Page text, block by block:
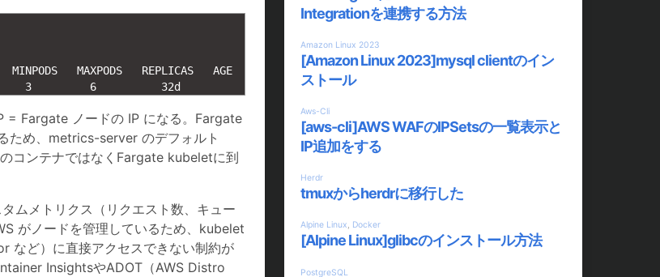
MINPODS MAXPODS REPLICAS AGE
3 6 32d
= Fargate ノードの IP になる。Fargate
ため、metrics-server のデフォルト
コンテナではなくFargate kubeletに到
ムメトリクス（リクエスト数、キュー
がノードを管理しているため、kubelet
ど）に直接アクセスできない制約が
InsightsやADOT（AWS Distro